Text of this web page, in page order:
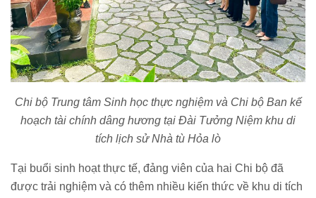
Chi bộ Trung tâm Sinh học thực nghiệm và Chi bộ Ban kế
hoạch tài chính dâng hương tại Đài Tưởng Niệm khu di
tích lịch sử Nhà tù Hỏa lò
Tại buổi sinh hoạt thực tế, đảng viên của hai Chi bộ đã
được trải nghiệm và có thêm nhiều kiến thức về khu di tích